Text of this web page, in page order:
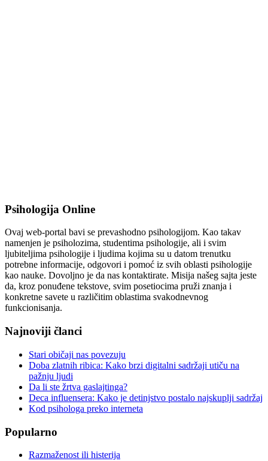
Psihologija Online
Ovaj web-portal bavi se prevashodno psihologijom. Kao takav
namenjen je psiholozima, studentima psihologije, ali i svim
ljubiteljima psihologije i ljudima kojima su u datom trenutku
potrebne informacije, odgovori i pomoć iz svih oblasti psihologije
kao nauke. Dovoljno je da nas kontaktirate. Misija našeg sajta jeste
da, kroz ponuđene tekstove, svim posetiocima pruži znanja i
konkretne savete u različitim oblastima svakodnevnog
funkcionisanja.
Najnoviji članci
Stari običaji nas povezuju
Doba zlatnih ribica: Kako brzi digitalni sadržaji utiču na
pažnju ljudi
Da li ste žrtva gaslajtinga?
Deca influensera: Kako je detinjstvo postalo najskuplji sadržaj
Kod psihologa preko interneta
Popularno
Razmaženost ili histerija